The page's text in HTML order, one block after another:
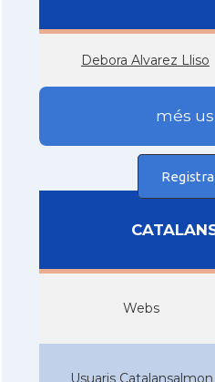
Debora Alvarez Lliso
més
Webs
Usuaris Catalansalmon